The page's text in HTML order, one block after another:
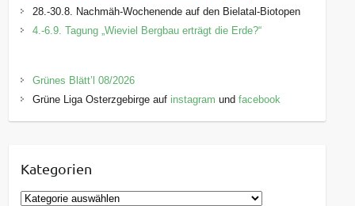
28.-30.8. Nachmäh-Wochenende auf den Bielatal-Biotopen
4.-6.9. Tagung „Wieviel Bergbau erträgt die Erde?“
Grünes Blätt’l 08/2026
Grüne Liga Osterzgebirge auf instagram undfacebook
Kategorien
K